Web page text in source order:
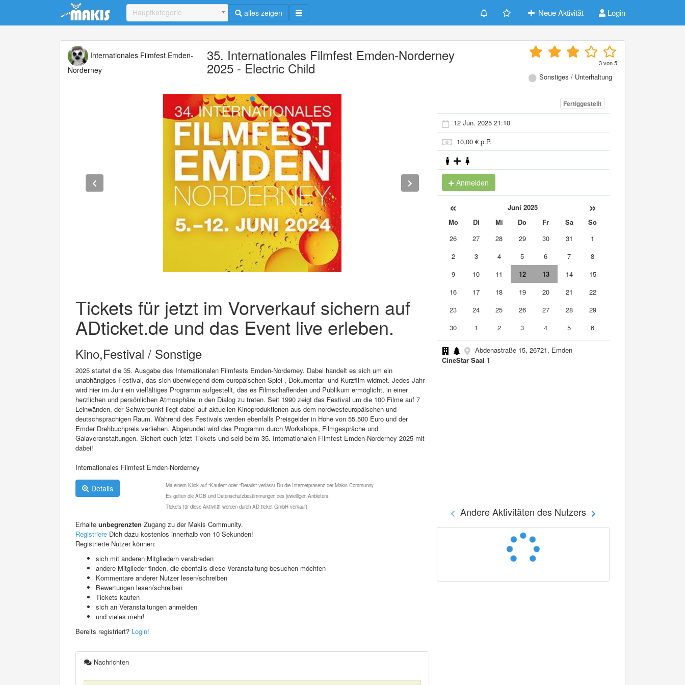
Update cookies preferences
Hauptkategorie alles zeigen Neue Aktivität Login
Internationales Filmfest Emden-
Norderney
35. Internationales Filmfest Emden-Norderney
2025 - Electric Child 3von5
Sonstiges / Unterhaltung
Tickets für jetzt im Vorverkauf sichern auf
ADticket.de und das Event live erleben.
Kino,Festival / Sonstige
2025 startet die 35. Ausgabe des Internationalen Filmfests Emden-Norderney. Dabei handelt es sich um ein
unabhängiges Festival, das sich überwiegend dem europäischen Spiel-, Dokumentar- und Kurzfilm widmet. Jedes Jahr
wird hier im Juni ein vielfältiges Programm aufgestellt, das es Filmschaffenden und Publikum ermöglicht, in einer
herzlichen und persönlichen Atmosphäre in den Dialog zu treten. Seit 1990 zeigt das Festival um die 100 Filme auf 7
Leinwänden, der Schwerpunkt liegt dabei auf aktuellen Kinoproduktionen aus dem nordwesteuropäischen und
deutschsprachigen Raum. Während des Festivals werden ebenfalls Preisgelder in Höhe von 55.500 Euro und der
Emder Drehbuchpreis verliehen. Abgerundet wird das Programm durch Workshops, Filmgespräche und
Galaveranstaltungen. Sichert euch jetzt Tickets und seid beim 35. Internationalen Filmfest Emden-Norderney 2025 mit
dabei!
Internationales Filmfest Emden-Norderney
Details
Mit einem Klick auf "Kaufen" oder "Details" verlässt Du die Internetpräsenz der Makis Community.
Es gelten die AGB und Datenschutzbestimmungen des jeweiligen Anbieters.
Tickets für diese Aktivität werden durch AD ticket GmbH verkauft.
Erhalte unbegrenzten Zugang zu der Makis Community.
Registriere Dich dazu kostenlos innerhalb von 10 Sekunden!
Registrierte Nutzer können:
sich mit anderen Mitgliedern verabreden
andere Mitglieder finden, die ebenfalls diese Veranstaltung besuchen möchten
Kommentare anderer Nutzer lesen/schreiben
Bewertungen lesen/schreiben
Tickets kaufen
sich an Veranstaltungen anmelden
und vieles mehr!
Bereits registriert? Login!
Nachrichten
Fertiggestellt
12 Jun. 2025 21:10
10,00 € p.P.
Anmelden
« Juni 2025 »
Mo Di Mi Do Fr Sa
So
26
27 28 29 30 31
1
2
3 4 5 6 7
8
9
10 11 12 13 14
15
16
17 18 19 20 21
22
23
24 25 26 27 28
29
30
1 2 3 4 5 6
Abdenastraße 15, 26721, Emden
CineStar Saal 1
Andere Aktivitäten des Nutzers